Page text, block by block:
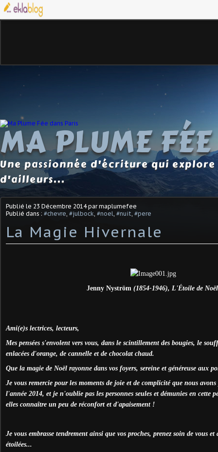
MA PLUME
Une passionnée d'écriture qui
d'ailleurs...
Publié le 23 Décembre 2014par maplumefee
Publié dans : #chevre #julbock #noel #nuit #pere
La Magie Hivernale
Jenny Nyström (1854-1946), L'Étoile de
Ami(e)s lectrices, lecteurs,
Mes pensées s'envolent vers vous, dans le scintillement des bougies, le
enlacées d'orange, de cannelle et de chocolat chaud.
Que la magie de Noël rayonne dans vos foyers, sereine et généreuse aux
Je vous remercie pour les moments de joie et de complicité que nous
l'année 2014, et je n'oublie pas les personnes seules et démunies en cette
elles connaître un peu de réconfort et d'apaisement !
Je vous embrasse tendrement ainsi que vos proches, prenez soin de vous
étoilées...